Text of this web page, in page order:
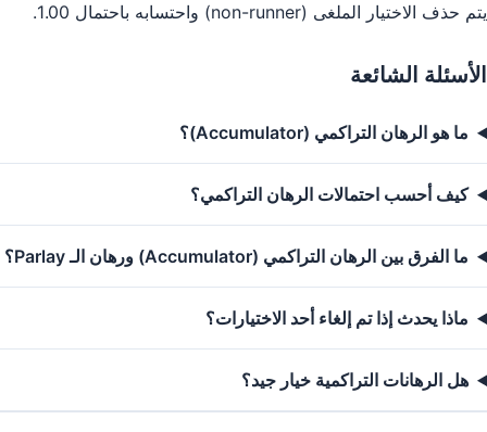
يتم حذف الاختيار الملغى (non-runner) واحتسابه باحتمال 1.00.
الأسئلة الشائعة
ما هو الرهان التراكمي (Accumulator)؟
كيف أحسب احتمالات الرهان التراكمي؟
ما الفرق بين الرهان التراكمي (Accumulator) ورهان الـ Parlay؟
ماذا يحدث إذا تم إلغاء أحد الاختيارات؟
هل الرهانات التراكمية خيار جيد؟